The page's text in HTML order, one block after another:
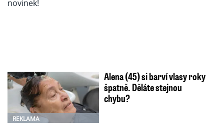
REKLAMA
Alena (45) si barví vlasy roky
špatně. Děláte stejnou
chybu?